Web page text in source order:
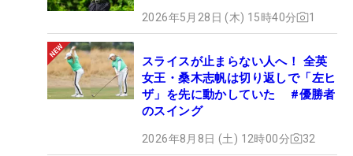
2026年5月28日 (木) 15時40分 1
スライスが止まらない人へ！ 全英
女王・桑木志帆は切り返しで「左ヒ
ザ」を先に動かしていた #優勝者
のスイング
2026年8月8日 (土) 12時00分 32